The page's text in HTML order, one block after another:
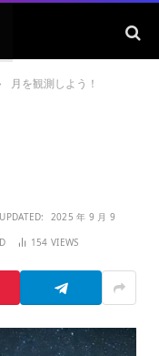
月を観測しよう！
UPDATED: 2025 年 9 月 9
154VIEWS